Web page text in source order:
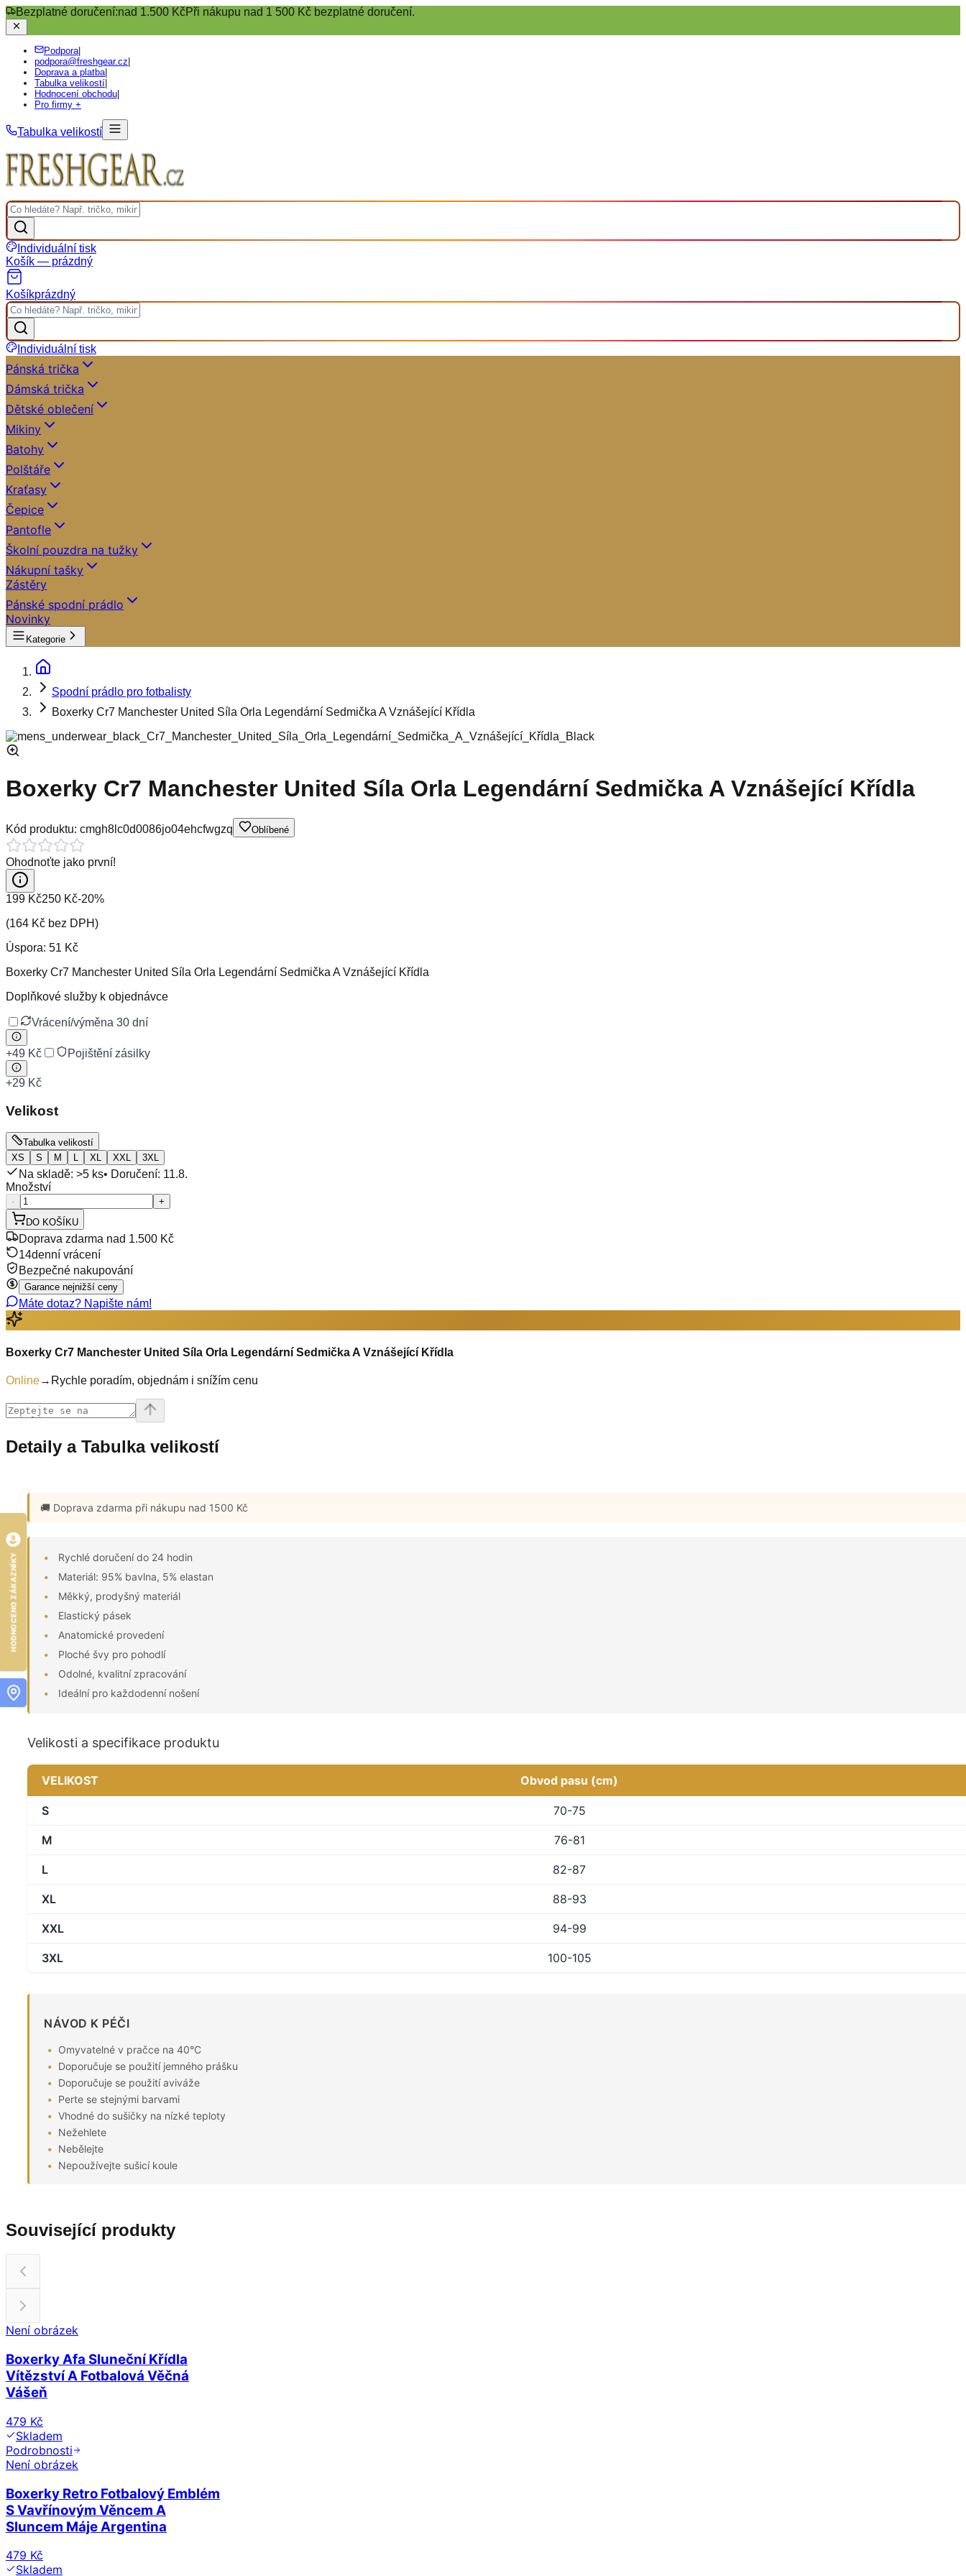
Bezplatné doručení:nad 1.500 KčPři nákupu nad 1 500 Kč bezplatné doručení.
Podpora|
podpora@freshgear.cz
Doprava a platba|
Tabulka velikostí
Hodnocení obchodu
Pro firmy +
Tabulka velikostí
Individuální tisk
Košík — prázdný
Košíkprázdný
Individuální tisk
Pánská trička
Dámská trička
Dětské oblečení
Mikiny
Batohy
Polštáře
Kraťasy
Čepice
Pantofle
Školní pouzdra na tužky
Nákupní tašky
Zástěry
Pánské spodní prádlo
Novinky
Kategorie
Spodní prádlo pro fotbalisty
Boxerky Cr7 Manchester United Síla Orla Legendární Sedmička A Vznášející Křídla
Boxerky Cr7 Manchester United Síla Orla Legendární Sedmička A Vznášející Křídla
Kód produktu: cmgh8lc0d0086jo04ehcfwgzq Oblíbené
Ohodnoťte jako první!
199 Kč250 Kč-20%
(164 Kč bez DPH)
Úspora: 51 Kč
Boxerky Cr7 Manchester United Síla Orla Legendární Sedmička A Vznášející Křídla
Doplňkové služby k objednávce
Vrácení/výměna 30 dní
+49 Kč Pojištění zásilky
+29 Kč
Velikost
Tabulka velikostí
XS
S M L XL XXL 3XL
Na skladě: >5 ks• Doručení: 11.8.
Množství
-
+
DO KOŠÍKU
Doprava zdarma nad 1.500 Kč
14denní vrácení
Bezpečné nakupování
Garance nejnižší ceny
Máte dotaz? Napište nám!
Boxerky Cr7 Manchester United Síla Orla Legendární Sedmička A Vznášející Křídla
Online→ Rychle poradím, objednám i snížím cenu
Detaily a Tabulka velikostí
🚚 Doprava zdarma při nákupu nad 1500 Kč
Rychlé doručení do 24 hodin
Materiál: 95% bavlna, 5% elastan
Měkký, prodyšný materiál
Elastický pásek
Anatomické provedení
Ploché švy pro pohodlí
Odolné, kvalitní zpracování
Ideální pro každodenní nošení
Velikosti a specifikace produktu
VELIKOST Obvod pasu (cm)
S 70-75
M 76-81
L 82-87
XL 88-93
XXL 94-99
3XL 100-105
NÁVOD K PÉČI
Omyvatelné v pračce na 40°C
Doporučuje se použití jemného prášku
Doporučuje se použití aviváže
Perte se stejnými barvami
Vhodné do sušičky na nízké teploty
Nežehlete
Nebělejte
Nepoužívejte sušicí koule
Související produkty
Není obrázek
Boxerky Afa Sluneční Křídla
Vítězství A Fotbalová Věčná
Vášeň
479 Kč
Skladem
Podrobnosti
Není obrázek
Boxerky Retro Fotbalový Emblém
S Vavřínovým Věncem A
Sluncem Máje Argentina
479 Kč
Skladem
HODNOCENO ZÁKAZNÍKY